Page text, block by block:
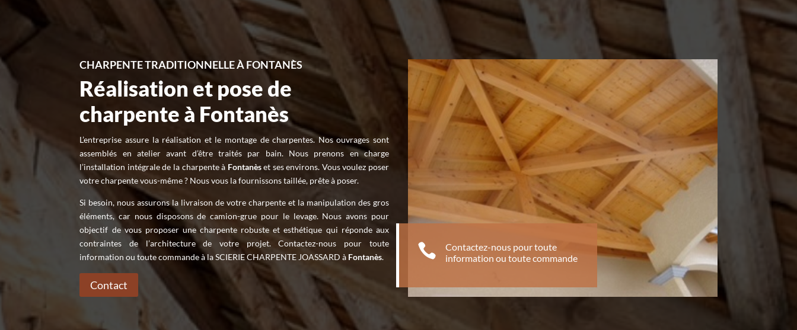
CHARPENTE TRADITIONNELLE À FONTANÈS
Réalisation et pose de
charpente à Fontanès
L’entreprise assure la réalisation et le montage de charpentes. Nos ouvrages sont
assemblés en atelier avant d’être traités par bain. Nous prenons en charge
l’installation intégrale de la charpente à Fontanèset ses environs. Vous voulez poser
votre charpente vous-même ? Nous vous la fournissons taillée, prête à poser.
Si besoin, nous assurons la livraison de votre charpente et la manipulation des gros
éléments, car nous disposons de camion-grue pour le levage. Nous avons pour
objectif de vous proposer une charpente robuste et esthétique qui réponde aux
contraintes de l’architecture de votre projet. Contactez-nous pour toute
information ou toute commande à la SCIERIE CHARPENTE JOASSARD à Fontanès.
Contact

Contactez-nous pour toute
information ou toute commande